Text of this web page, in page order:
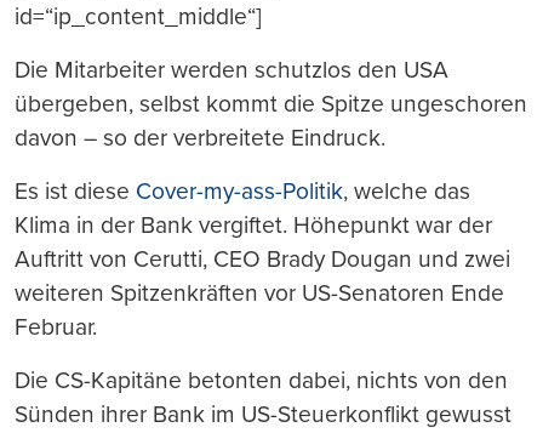
id=“ip_content_middle“]
Die Mitarbeiter werden schutzlos den USA
übergeben, selbst kommt die Spitze ungeschoren
davon – so der verbreitete Eindruck.
Es ist diese Cover-my-ass-Politik, welche das
Klima in der Bank vergiftet. Höhepunkt war der
Auftritt von Cerutti, CEO Brady Dougan und zwei
weiteren Spitzenkräften vor US-Senatoren Ende
Februar.
Die CS-Kapitäne betonten dabei, nichts von den
Sünden ihrer Bank im US-Steuerkonflikt gewusst